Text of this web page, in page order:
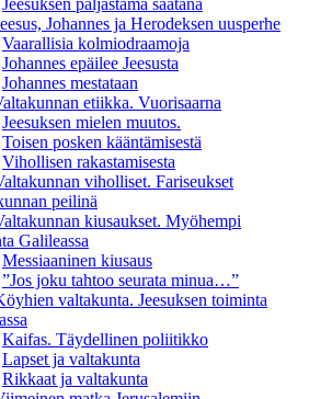
Jeesuksen paljastama saatana
Johannes ja Herodeksen uusperhe
Vaarallisia kolmiodraamoja
Johannes epäilee Jeesusta
Johannes mestataan
etiikka. Vuorisaarna
Jeesuksen mielen muutos.
Toisen posken kääntämisestä
Vihollisen rakastamisesta
viholliset. Fariseukset
peilinä
kiusaukset. Myöhempi
Galileassa
Messiaaninen kiusaus
”Jos joku tahtoo seurata minua…”
valtakunta. Jeesuksen toiminta
Kaifas. Täydellinen poliitikko
Lapset ja valtakunta
Rikkaat ja valtakunta